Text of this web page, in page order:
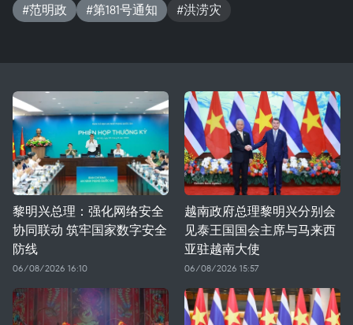
#范明政 #第181号通知 #洪涝灾
黎明兴总理：强化网络安全
协同联动 筑牢国家数字安全
防线
06/08/2026 16:10
越南政府总理黎明兴分别会
见泰王国国会主席与马来西
亚驻越南大使
06/08/2026 15:57